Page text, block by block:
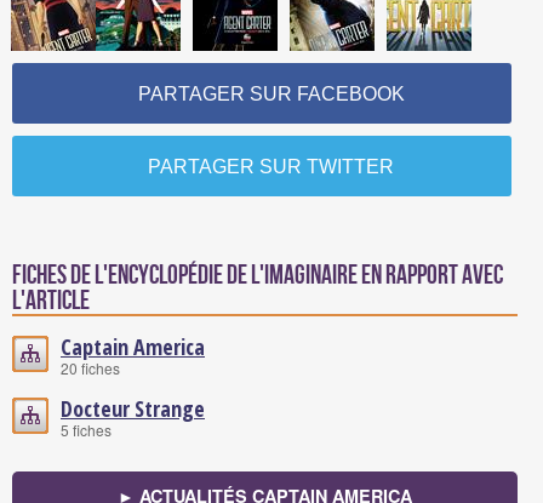
PARTAGER SUR FACEBOOK
PARTAGER SUR TWITTER
Fiches de l'encyclopédie de l'imaginaire en rapport avec
l'article
Captain America
20 fiches
Docteur Strange
5 fiches
► ACTUALITÉS CAPTAIN AMERICA